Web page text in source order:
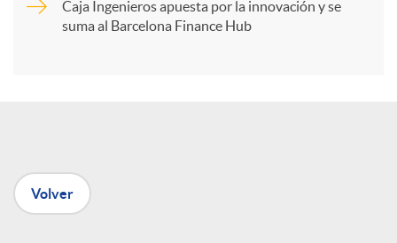
n
Caja Ingenieros apuesta por la innovación y se
suma al Barcelona Finance Hub
Volver